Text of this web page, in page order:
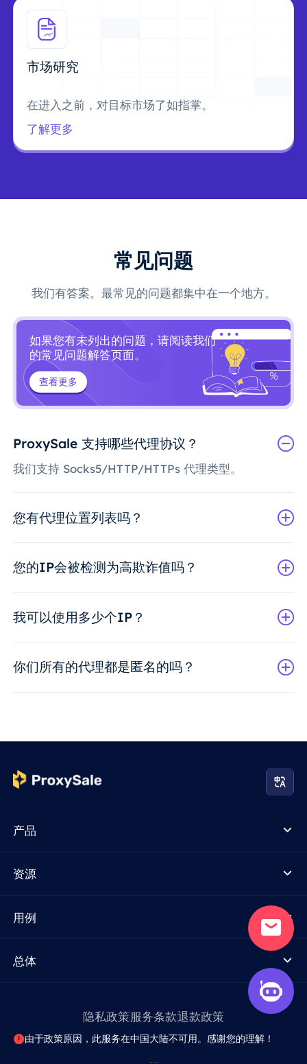
市场研究
在进入之前，对目标市场了如指掌。
了解更多
常见问题
我们有答案。最常见的问题都集中在一个地方。
如果您有未列出的问题，请阅读我们
的常见问题解答页面。
查看更多
ProxySale 支持哪些代理协议？
我们支持 Socks5/HTTP/HTTPs 代理类型。
您有代理位置列表吗？
您的IP会被检测为高欺诈值吗？
我可以使用多少个IP？
你们所有的代理都是匿名的吗？
产品
资源
用例
总体
隐私政策服务条款退款政策
由于政策原因，此服务在中国大陆不可用。感谢您的理解！